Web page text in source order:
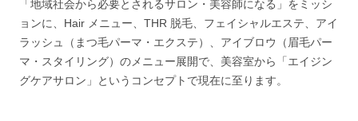
「地域社会から必要とされるサロン・美容師になる」をミッシ
ョンに、Hair メニュー、THR 脱毛、フェイシャルエステ、アイ
ラッシュ（まつ毛パーマ・エクステ）、アイブロウ（眉毛パー
マ・スタイリング）のメニュー展開で、美容室から「エイジン
グケアサロン」というコンセプトで現在に至ります。